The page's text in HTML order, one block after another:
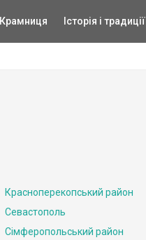
Крамниця Історія і традиції
Красноперекопський район
Севастополь
Сімферопольський район